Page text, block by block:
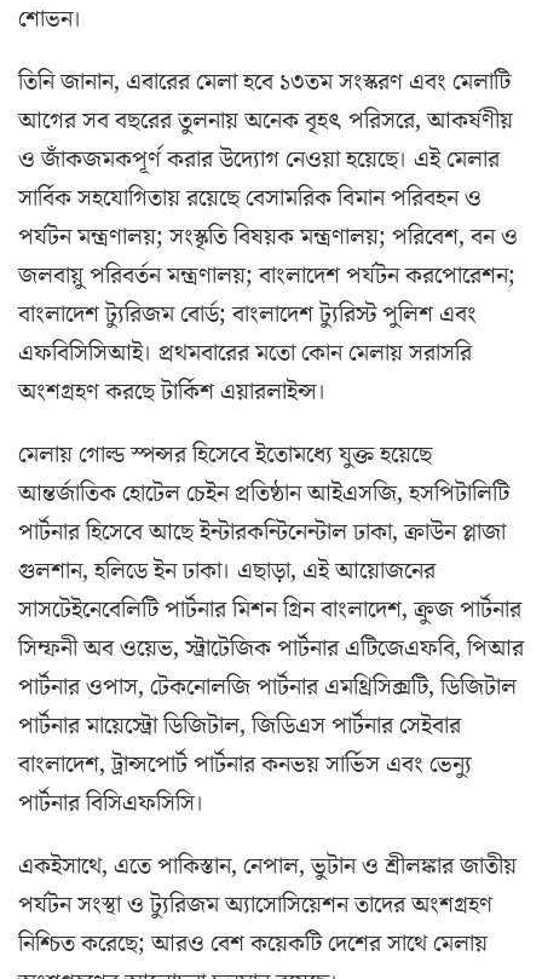
শোভন।
তিনি জানান, এবারের মেলা হবে ১৩তম সংস্করণ এবং মেলাটি
আগের সব বছরের তুলনায় অনেক বৃহৎ পরিসরে, আকর্ষণীয়
ও জাঁকজমকপূর্ণ করার উদ্যোগ নেওয়া হয়েছে। এই মেলার
সার্বিক সহযোগিতায় রয়েছে বেসামরিক বিমান পরিবহন ও
পর্যটন মন্ত্রণালয়; সংস্কৃতি বিষয়ক মন্ত্রণালয়; পরিবেশ, বন ও
জলবায়ু পরিবর্তন মন্ত্রণালয়; বাংলাদেশ পর্যটন করপোরেশন;
বাংলাদেশ ট্যুরিজম বোর্ড; বাংলাদেশ ট্যুরিস্ট পুলিশ এবং
এফবিসিসিআই। প্রথমবারের মতো কোন মেলায় সরাসরি
অংশগ্রহণ করছে টার্কিশ এয়ারলাইন্স।
মেলায় গোল্ড স্পন্সর হিসেবে ইতোমধ্যে যুক্ত হয়েছে
আন্তর্জাতিক হোটেল চেইন প্রতিষ্ঠান আইএসজি, হসপিটালিটি
পার্টনার হিসেবে আছে ইন্টারকন্টিনেন্টাল ঢাকা, ক্রাউন প্লাজা
গুলশান, হলিডে ইন ঢাকা। এছাড়া, এই আয়োজনের
সাসটেইনেবেলিটি পার্টনার মিশন গ্রিন বাংলাদেশ, ক্রুজ পার্টনার
সিম্ফনী অব ওয়েভ, স্ট্রাটেজিক পার্টনার এটিজেএফবি, পিআর
পার্টনার ওপাস, টেকনোলজি পার্টনার এমথ্রিসিক্সটি, ডিজিটাল
পার্টনার মায়েস্ট্রো ডিজিটাল, জিডিএস পার্টনার সেইবার
বাংলাদেশ, ট্রান্সপোর্ট পার্টনার কনভয় সার্ভিস এবং ভেন্যু
পার্টনার বিসিএফসিসি।
একইসাথে, এতে পাকিস্তান, নেপাল, ভুটান ও শ্রীলঙ্কার জাতীয়
পর্যটন সংস্থা ও ট্যুরিজম অ্যাসোসিয়েশন তাদের অংশগ্রহণ
নিশ্চিত করেছে; আরও বেশ কয়েকটি দেশের সাথে মেলায়